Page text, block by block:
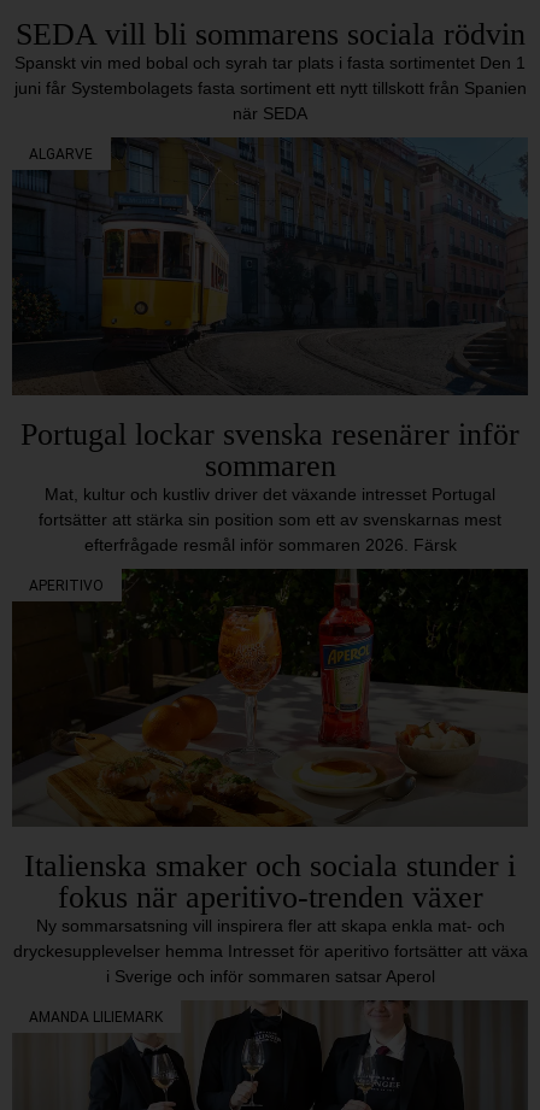
SEDA vill bli sommarens sociala rödvin
Spanskt vin med bobal och syrah tar plats i fasta sortimentet Den 1
juni får Systembolagets fasta sortiment ett nytt tillskott från Spanien
när SEDA
ALGARVE
Portugal lockar svenska resenärer inför
sommaren
Mat, kultur och kustliv driver det växande intresset Portugal
fortsätter att stärka sin position som ett av svenskarnas mest
efterfrågade resmål inför sommaren 2026. Färsk
APERITIVO
Italienska smaker och sociala stunder i
fokus när aperitivo-trenden växer
Ny sommarsatsning vill inspirera fler att skapa enkla mat- och
dryckesupplevelser hemma Intresset för aperitivo fortsätter att växa
i Sverige och inför sommaren satsar Aperol
AMANDA LILIEMARK